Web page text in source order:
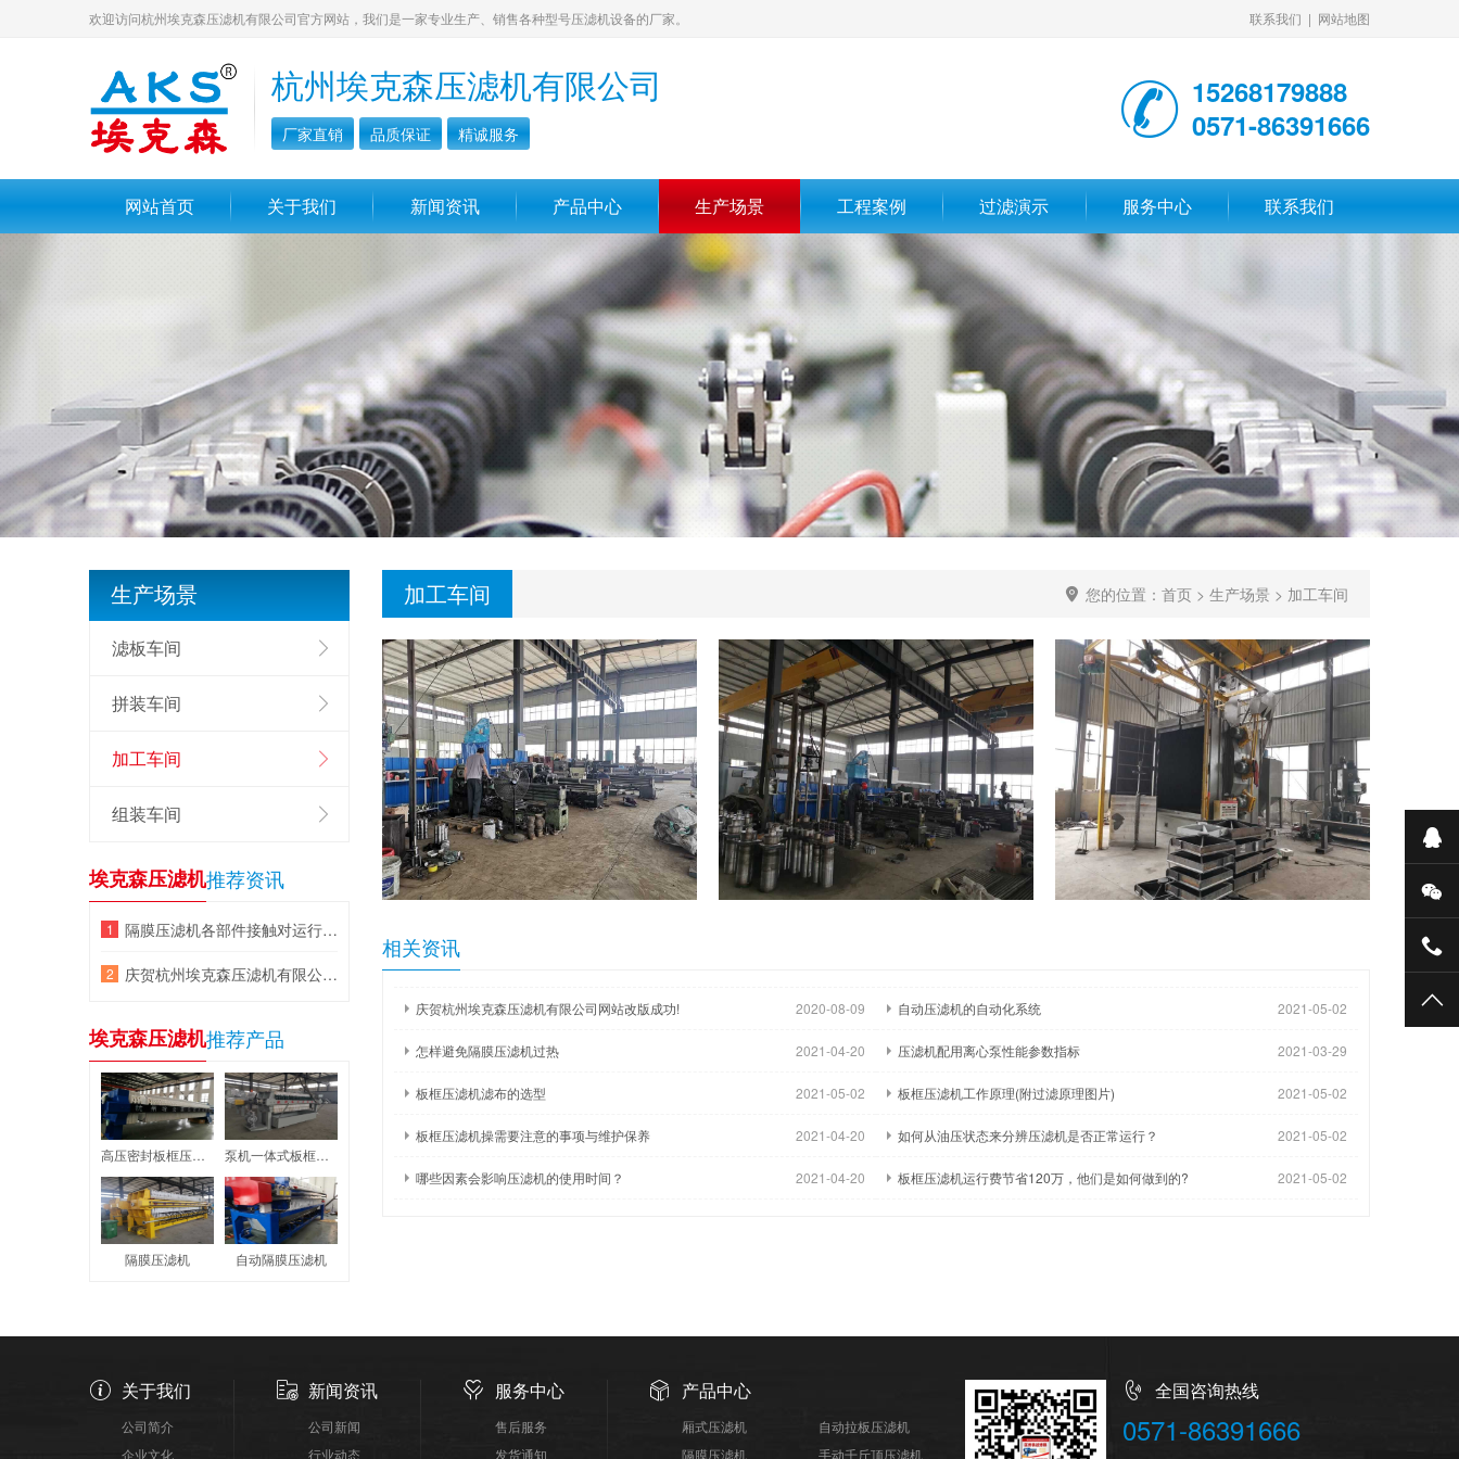
欢迎访问杭州埃克森压滤机有限公司官方网站，我们是一家专业生产、销售各种型号压滤机设备的厂家。 联系我们 | 网站地图
杭州埃克森压滤机有限公司
厂家直销 品质保证 精诚服务
15268179888
0571-86391666
网站首页 关于我们 新闻资讯 产品中心 生产场景 工程案例 过滤演示 服务中心 联系我们
加工车间 您的位置： 首页 > 生产场景 > 加工车间
相关资讯
2020-08-09
庆贺杭州埃克森压滤机有限公司网站改版成功! 2021-05-02
自动压滤机的自动化系统
2021-04-20
怎样避免隔膜压滤机过热 2021-03-29
压滤机配用离心泵性能参数指标
2021-05-02
板框压滤机滤布的选型 2021-05-02
板框压滤机工作原理(附过滤原理图片)
2021-04-20
板框压滤机操需要注意的事项与维护保养 2021-05-02
如何从油压状态来分辨压滤机是否正常运行？
2021-04-20
哪些因素会影响压滤机的使用时间？ 2021-05-02
板框压滤机运行费节省120万，他们是如何做到的?
生产场景
滤板车间
拼装车间
加工车间
组装车间
埃克森压滤机推荐资讯
隔膜压滤机各部件接触对运行的影响
庆贺杭州埃克森压滤机有限公司网站改版成功!
埃克森压滤机推荐产品
高压密封板框压滤机 泵机一体式板框压滤机
隔膜压滤机 自动隔膜压滤机
关于我们
公司简介
企业文化
新闻资讯
公司新闻
行业动态
服务中心
售后服务
发货通知
产品中心
厢式压滤机
隔膜压滤机
自动拉板压滤机
手动千斤顶压滤机
全国咨询热线
0571-86391666